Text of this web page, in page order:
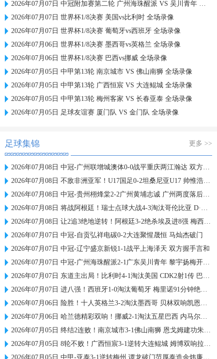
2026年07月07日 中冠附加赛第二轮 广州海珠醒派 VS 吴川青年 全场录像
2026年07月07日 世界杯1/8决赛 美国vs比利时 全场录像
2026年07月07日 世界杯1/8决赛 葡萄牙vs西班牙 全场录像
2026年07月06日 世界杯1/8决赛 墨西哥vs英格兰 全场录像
2026年07月06日 世界杯1/8决赛 巴西vs挪威 全场录像
2026年07月05日 中甲第13轮 南京城市 VS 佛山南狮 全场录像
2026年07月05日 中甲第13轮 广西恒宸 VS 大连鲲城 全场录像
2026年07月05日 中甲第13轮 梅州客家 VS 长春亚泰 全场录像
2026年07月05日 足球友谊赛 厦门队 VS 金门队 全场录像
足球集锦 更多 >>
2026年07月08日 中冠-广州联增城澳体0-0战平重庆两江瀚达 双方握手言和
2026年07月08日 不敌非洲亚军！U17国足0-2坦桑尼亚U17 帅惟浩失良机基津加世界波
2026年07月08日 中冠-贵州栩烽棠2-2广州黄埔志诚 广州两度落后两度扳平
2026年07月08日 将战阿根廷！瑞士点球大战4-3淘汰哥伦比亚 D·桑切斯、库乔失点
2026年07月08日 让2追3绝地逆转！阿根廷3-2绝杀埃及进8强 梅西传射+失点恩佐绝杀
2026年07月07日 中冠-自贡弘祥电碳0-2大连聚惺晟恒 马灿杰破门
2026年07月07日 中冠-辽宁盛京新锐1-1战平上海泽天 双方握手言和
2026年07月07日 中冠-广州海珠醒派2-1广东吴川青年 黎宇扬梅开二度
2026年07月07日 东道主出局！比利时4-1淘汰美国 CDK2射1传 巴洛贡补时被换下
2026年07月07日 进八强！西班牙1-0淘汰葡萄牙 梅里诺91分钟绝杀41岁C罗最后一舞
2026年07月06日 险胜！十人英格兰3-2淘汰墨西哥 贝林双响凯恩点射+送点宽萨直红
2026年07月06日 哈兰德精彩双响！挪威2-1淘汰五星巴西 内马尔点射吉马良斯失点
2026年07月05日 终结2连败！南京城市3-1佛山南狮 恩戈姆建功朱启文双响
2026年07月05日 8轮不败！广西恒宸3-1逆转大连鲲城 姆博双响拉普辛造两球+失点
2026年07月05日 中甲-亚泰3-1逆转梅州 谭龙破门范厚泰造余炜廉乌龙 梅州仍旧垫底